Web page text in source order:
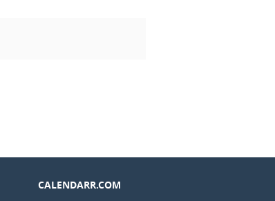
CALENDARR.COM